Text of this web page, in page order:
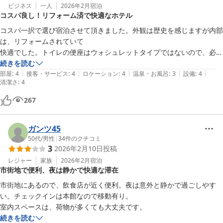
ビジネス 一人 2026年2月宿泊
コスパ良し！リフォーム済で快適なホテル
コスパ一択で選び宿泊させて頂きました。外観は歴史を感じますが内部
は、リフォームされていて
快適でした。トイレの便座はウォシュレットタイプではないので、必須
の方には厳しいかも。
続きを読む
部屋: 4 | 接客・サービス: 4 | ロケーション: 4 | 温泉・お風呂: 3 | 設備: 4 |
清潔さ: 4
267
ガンツ45
50代/男性 |34件のクチコミ
3 2026年2月10日投稿
レジャー 家族 2026年2月宿泊
市街地で便利、夜は静かで快適な滞在
市街地にあるので、飲食店が近く便利。夜は意外と静かで過ごしやす
い。チェックインは本館なので移動有り。
室内スペースは、荷物が多くても大丈夫です。
続きを読む